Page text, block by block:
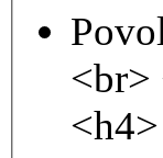
<br>